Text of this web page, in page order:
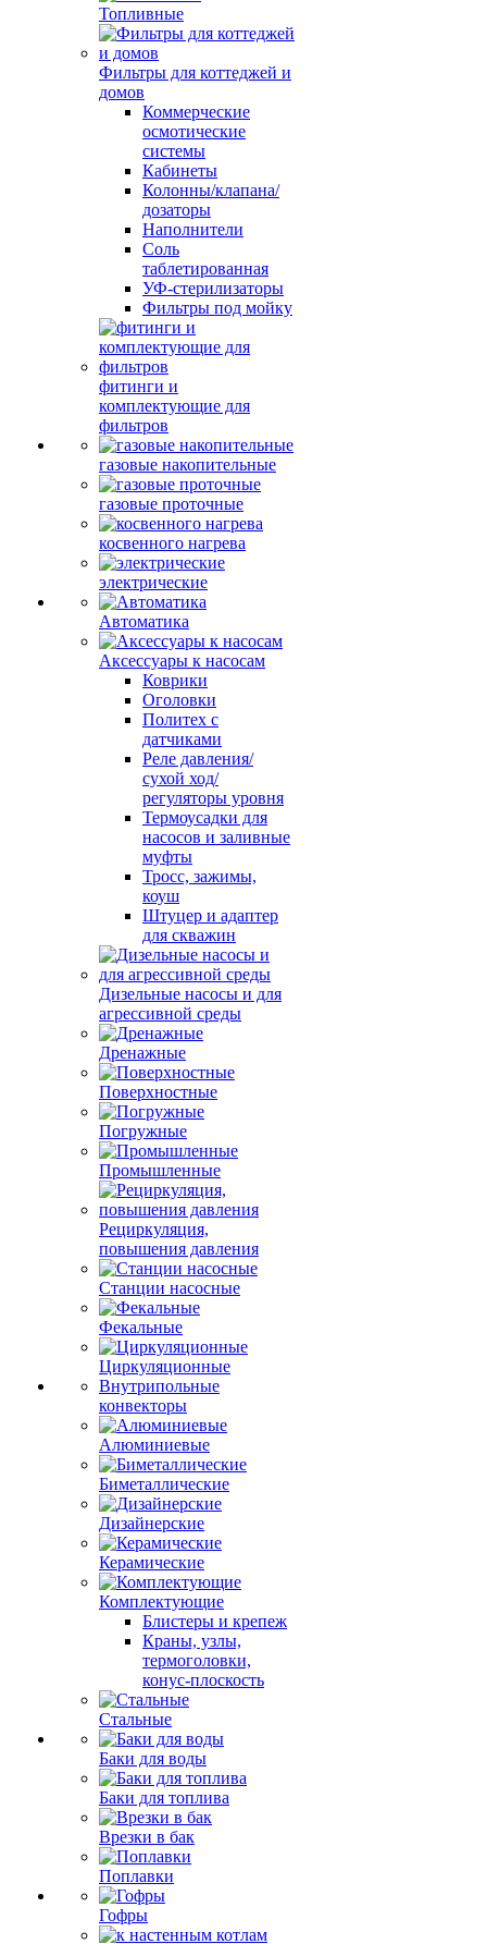
Топливные
Фильтры для коттеджей и
домов
Коммерческие
осмотические
системы
Кабинеты
Колонны/клапана/
дозаторы
Наполнители
Соль
таблетированная
УФ-стерилизаторы
Фильтры под мойку
фитинги и
комплектующие для
фильтров
газовые накопительные
газовые проточные
косвенного нагрева
электрические
Автоматика
Аксессуары к насосам
Коврики
Оголовки
Политех с
датчиками
Реле давления/
сухой ход/
регуляторы уровня
Термоусадки для
насосов и заливные
муфты
Тросс, зажимы,
коуш
Штуцер и адаптер
для скважин
Дизельные насосы и для
агрессивной среды
Дренажные
Поверхностные
Погружные
Промышленные
Рециркуляция,
повышения давления
Станции насосные
Фекальные
Циркуляционные
Внутрипольные
конвекторы
Алюминиевые
Биметаллические
Дизайнерские
Керамические
Комплектующие
Блистеры и крепеж
Краны, узлы,
термоголовки,
конус-плоскость
Стальные
Баки для воды
Баки для топлива
Врезки в бак
Поплавки
Гофры